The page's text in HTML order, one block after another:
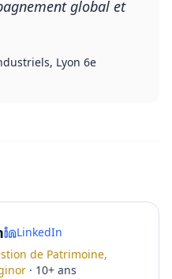
global et
Lyon 6e
LinkedIn
de Patrimoine,
· 10+ ans